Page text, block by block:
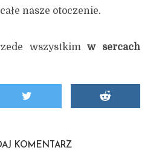
nasze otoczenie.
wszystkimw sercach
KOMENTARZ